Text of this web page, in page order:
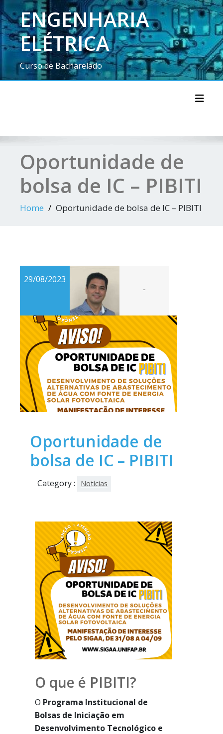
ENGENHARIA
ELÉTRICA
Curso de Bacharelado
Oportunidade de
bolsa de IC – PIBITI
Home Oportunidade de bolsa de IC – PIBITI
29/08/2023
-
Oportunidade de
bolsa de IC – PIBITI
Category : Notícias
O que é PIBITI?
O Programa Institucional de
Bolsas de Iniciação em
Desenvolvimento Tecnológico e